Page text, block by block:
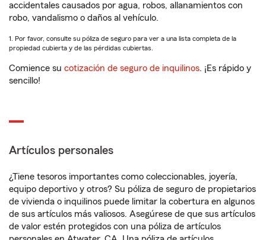
accidentales causados por agua, robos, allanamientos con
robo, vandalismo o daños al vehículo.
1. Por favor, consulte su póliza de seguro para ver a una lista completa de la
propiedad cubierta y de las pérdidas cubiertas.
Comience su cotización de seguro de inquilinos. ¡Es rápido y
sencillo!
Artículos personales
¿Tiene tesoros importantes como coleccionables, joyería,
equipo deportivo y otros? Su póliza de seguro de propietarios
de vivienda o inquilinos puede limitar la cobertura en algunos
de sus artículos más valiosos. Asegúrese de que sus artículos
de valor estén protegidos con una póliza de artículos